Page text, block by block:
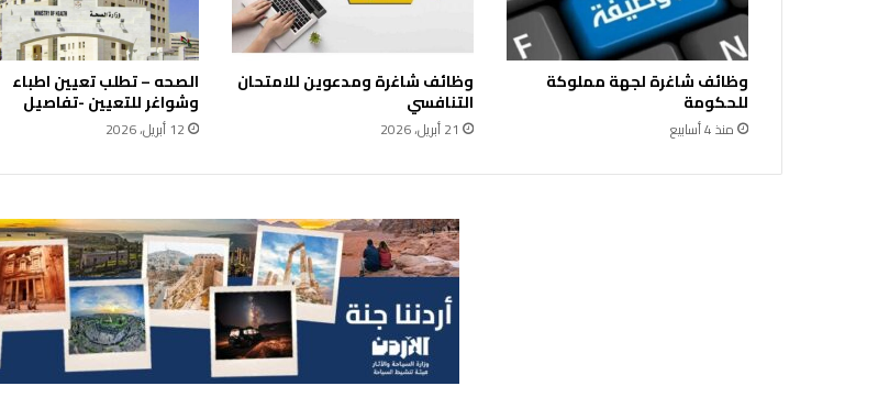
وظائف شاغرة لجهة مملوكة
للحكومة
منذ 4 أسابيع
وظائف شاغرة ومدعوين للامتحان
التنافسي
21 أبريل، 2026
الصحه – تطلب تعيين اطباء
وشواغر للتعيين -تفاصيل
12 أبريل، 2026